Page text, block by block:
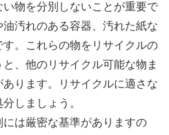
物を分別しないことが重要で
汚れのある容器、汚れた紙な
。これらの物をリサイクルの
、他のリサイクル可能な物ま
ります。リサイクルに適さな
しましょう。
は厳密な基準がありますの